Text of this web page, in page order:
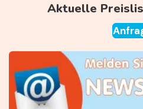
Aktuelle